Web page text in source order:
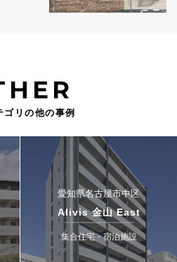
ゴリの他の事例
愛知県名古屋市中区
Alivis 金山 East
集合住宅・宿泊施設